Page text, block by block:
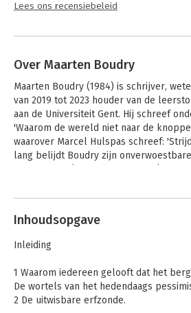
Lees ons recensiebeleid
Over Maarten Boudry
Maarten Boudry (1984) is schrijver,
van 2019 tot 2023 houder van de
aan de Universiteit Gent. Hij schreef
'Waarom de wereld niet naar de
waarover Marcel Hulspas schreef:
lang belijdt Boudry zijn
knoppen gaat (als we het hoofd koel
Andere boeken door
Boudry
Inhoudsopgave
Inleiding
1 Waarom iedereen gelooft dat het
De wortels van het hedendaags
2 De uitwisbare erfzonde.